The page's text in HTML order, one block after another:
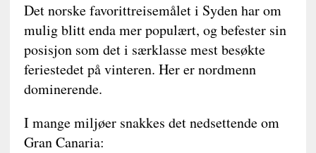
Det norske favorittreisemålet i Syden har om
mulig blitt enda mer populært, og befester sin
posisjon som det i særklasse mest besøkte
feriestedet på vinteren. Her er nordmenn
dominerende.
I mange miljøer snakkes det nedsettende om
Gran Canaria: